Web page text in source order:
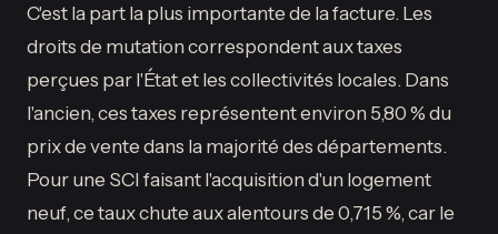
C'est la part la plus importante de la facture. Les
droits de mutation correspondent aux taxes
perçues par l'État et les collectivités locales. Dans
l'ancien, ces taxes représentent environ 5,80 % du
prix de vente dans la majorité des départements.
Pour une SCI faisant l'acquisition d'un logement
neuf, ce taux chute aux alentours de 0,715 %, car le